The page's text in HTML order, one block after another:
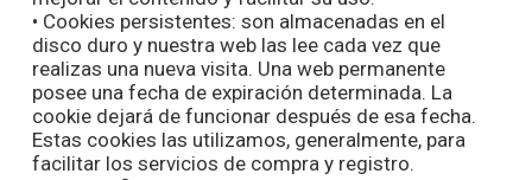
• Cookies persistentes: son almacenadas en el
disco duro y nuestra web las lee cada vez que
realizas una nueva visita. Una web permanente
posee una fecha de expiración determinada. La
cookie dejará de funcionar después de esa fecha.
Estas cookies las utilizamos, generalmente, para
facilitar los servicios de compra y registro.